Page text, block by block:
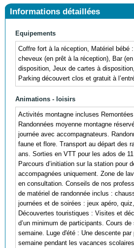
Informations détaillées
Equipements
Coffre fort à la réception, Matériel bébé
cheveux (en prêt à la réception), Bar
disposition, Jeux de cartes à
Parking découvert clos et gratuit à
Animations - loisirs
Activités montagne incluses
Randonnées moyenne montagne
journée avec accompagnateurs.
faune et flore. Transport au départ des
ans. Sorties en VTT pour les ados de
Parcours d’initiation sur la station pour
accompagnées uniquement. Zone de
en consultation. Conseils de nos
de matériel de randonnée inclus :
journées et de soirées : jeux apéro,
Découvertes touristiques : Visites et
d’un minimum de participants. Cours
semaine. Luge d'été : Une descente
semaine pendant les vacances